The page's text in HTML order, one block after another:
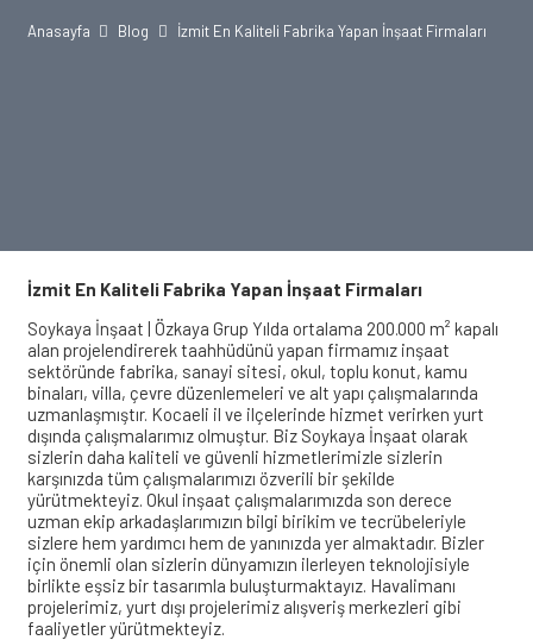
Anasayfa Blog İzmit En Kaliteli Fabrika Yapan İnşaat Firmaları
İzmit En Kaliteli Fabrika Yapan İnşaat Firmaları
Soykaya İnşaat | Özkaya Grup Yılda ortalama 200.000 m² kapalı
alan projelendirerek taahhüdünü yapan firmamız inşaat
sektöründe fabrika, sanayi sitesi, okul, toplu konut, kamu
binaları, villa, çevre düzenlemeleri ve alt yapı çalışmalarında
uzmanlaşmıştır. Kocaeli il ve ilçelerinde hizmet verirken yurt
dışında çalışmalarımız olmuştur. Biz Soykaya İnşaat olarak
sizlerin daha kaliteli ve güvenli hizmetlerimizle sizlerin
karşınızda tüm çalışmalarımızı özverili bir şekilde
yürütmekteyiz. Okul inşaat çalışmalarımızda son derece
uzman ekip arkadaşlarımızın bilgi birikim ve tecrübeleriyle
sizlere hem yardımcı hem de yanınızda yer almaktadır. Bizler
için önemli olan sizlerin dünyamızın ilerleyen teknolojisiyle
birlikte eşsiz bir tasarımla buluşturmaktayız. Havalimanı
projelerimiz, yurt dışı projelerimiz alışveriş merkezleri gibi
faaliyetler yürütmekteyiz.